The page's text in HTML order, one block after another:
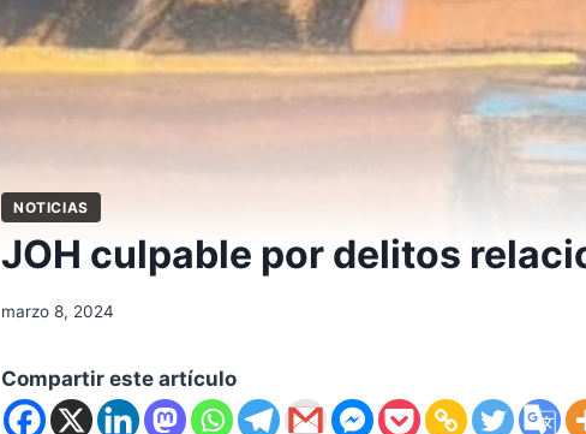
NOTICIAS
JOH culpable por delitos
marzo 8, 2024
Compartir este artículo